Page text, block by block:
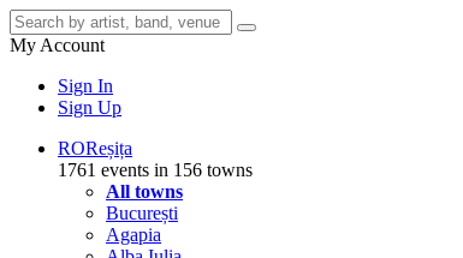
My Account
Sign In
Sign Up
ROReșița
1761 events in 156 towns
All towns
București
Agapia